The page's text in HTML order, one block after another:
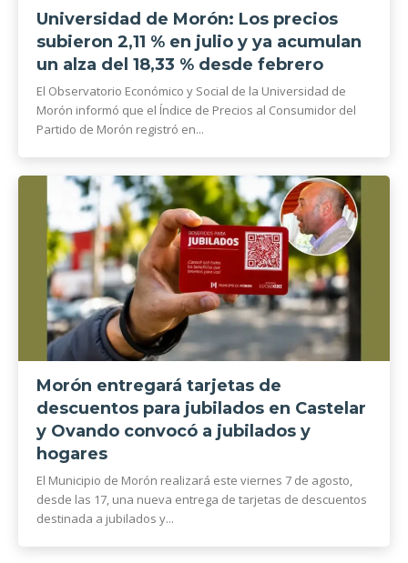
Universidad de Morón: Los precios
subieron 2,11 % en julio y ya acumulan
un alza del 18,33 % desde febrero
El Observatorio Económico y Social de la Universidad de
Morón informó que el Índice de Precios al Consumidor del
Partido de Morón registró en...
Morón entregará tarjetas de
descuentos para jubilados en Castelar
y Ovando convocó a jubilados y
hogares
El Municipio de Morón realizará este viernes 7 de agosto,
desde las 17, una nueva entrega de tarjetas de descuentos
destinada a jubilados y...